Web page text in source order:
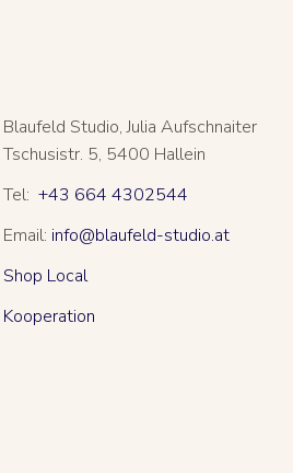
Blaufeld Studio, Julia Aufschnaiter
Tschusistr. 5, 5400 Hallein
Tel: +43 664 4302544
Email: info@blaufeld-studio.at
Shop Local
Kooperation